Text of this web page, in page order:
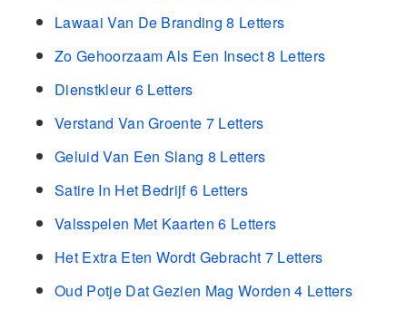
Lawaai Van De Branding 8 Letters
Zo Gehoorzaam Als Een Insect 8 Letters
Dienstkleur 6 Letters
Verstand Van Groente 7 Letters
Geluid Van Een Slang 8 Letters
Satire In Het Bedrijf 6 Letters
Valsspelen Met Kaarten 6 Letters
Het Extra Eten Wordt Gebracht 7 Letters
Oud Potje Dat Gezien Mag Worden 4 Letters